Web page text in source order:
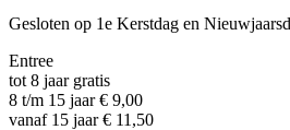
Gesloten op 1e Kerstdag en
Entree
tot 8 jaar gratis
8 t/m 15 jaar € 9,00
vanaf 15 jaar € 11,50